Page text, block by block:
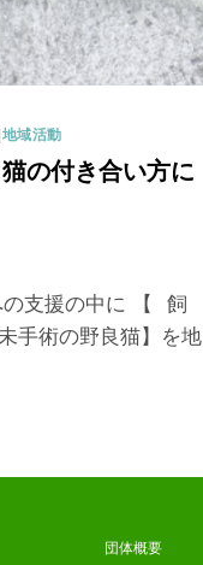
地域活動
の付き合い方に
支援の中に 【⠀飼
手術の野良猫】を地
団体概要